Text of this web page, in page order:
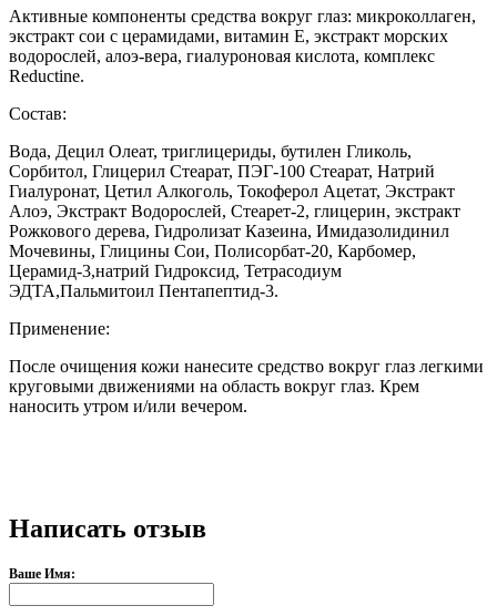
Активные компоненты средства вокруг глаз: микроколлаген,
экстракт сои с церамидами, витамин Е, экстракт морских
водорослей, алоэ-вера, гиалуроновая кислота, комплекс
Reductine.
Состав:
Вода, Децил Олеат, триглицериды, бутилен Гликоль,
Сорбитол, Глицерил Стеарат, ПЭГ-100 Стеарат, Натрий
Гиалуронат, Цетил Алкоголь, Токоферол Ацетат, Экстракт
Алоэ, Экстракт Водорослей, Стеарет-2, глицерин, экстракт
Рожкового дерева, Гидролизат Казеина, Имидазолидинил
Мочевины, Глицины Сои, Полисорбат-20, Карбомер,
Церамид-3,натрий Гидроксид, Тетрасодиум
ЭДТА,Пальмитоил Пентапептид-3.
Применение:
После очищения кожи нанесите средство вокруг глаз легкими
круговыми движениями на область вокруг глаз. Крем
наносить утром и/или вечером.
Написать отзыв
Ваше Имя: